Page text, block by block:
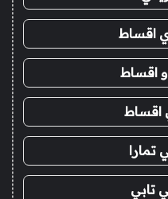
اقساط
اقساط
اقساط
تابي